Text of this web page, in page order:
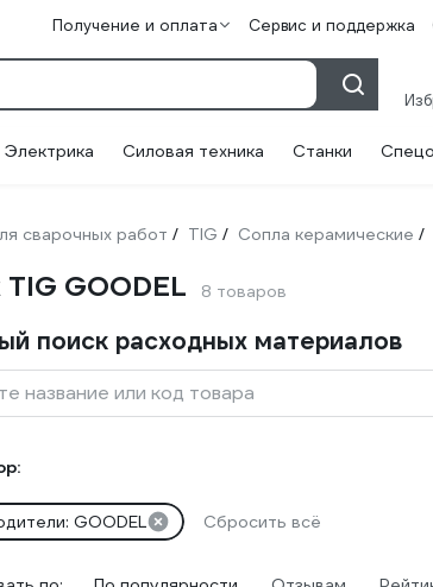
Получение и оплата Сервис и поддержка
Электрика Силовая техника Станки
сварочных работ / TIG / Сопла керамические /
GOODEL 8 товаров
поиск расходных материалов
название или код товара
GOODEL Сбросить всё